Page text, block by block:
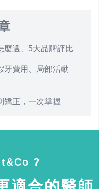
麼選、5大品牌評比
牙費用、局部活動
矯正，一次掌握
?